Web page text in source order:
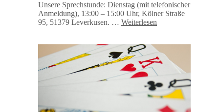
Unsere Sprechstunde: Dienstag (mit telefonischer
Anmeldung), 13:00 – 15:00 Uhr, Kölner Straße
95, 51379 Leverkusen. … Weiterlesen